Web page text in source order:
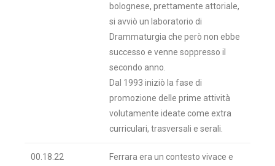
bolognese, prettamente attoriale,
si avviò un laboratorio di
Drammaturgia che però non ebbe
successo e venne soppresso il
secondo anno.
Dal 1993 iniziò la fase di
promozione delle prime attività
volutamente ideate come extra
curriculari, trasversali e serali.
00.18.22
Ferrara era un contesto vivace e